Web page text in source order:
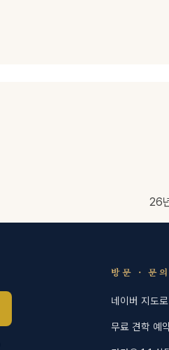
26
방문 · 문의
네이버 지도
무료 견학 예